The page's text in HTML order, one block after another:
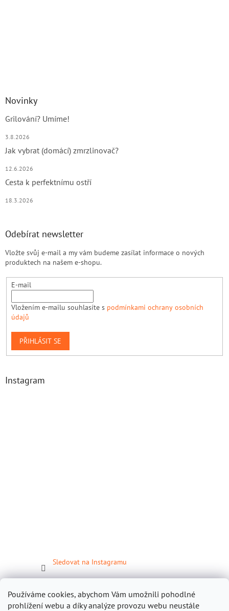
Používáme cookies, abychom Vám umožnili pohodlné
prohlížení webu a díky analýze provozu webu neustále
Novinky
Grilování? Umíme!
3.8.2026
Jak vybrat (domácí) zmrzlinovač?
12.6.2026
Cesta k perfektnímu ostří
18.3.2026
Odebírat newsletter
Vložte svůj e-mail a my vám budeme zasílat informace o nových
produktech na našem e-shopu.
E-mail
Vložením e-mailu souhlasíte s podmínkami ochrany osobních
údajů
PŘIHLÁSIT SE
Instagram
Sledovat na Instagramu
Facebook